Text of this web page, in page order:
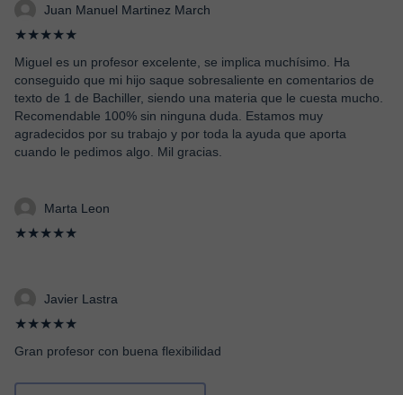
Juan Manuel Martinez March
★★★★★
Miguel es un profesor excelente, se implica muchísimo. Ha
conseguido que mi hijo saque sobresaliente en comentarios de
texto de 1 de Bachiller, siendo una materia que le cuesta mucho.
Recomendable 100% sin ninguna duda. Estamos muy
agradecidos por su trabajo y por toda la ayuda que aporta
cuando le pedimos algo. Mil gracias.
Marta Leon
★★★★★
Javier Lastra
★★★★★
Gran profesor con buena flexibilidad